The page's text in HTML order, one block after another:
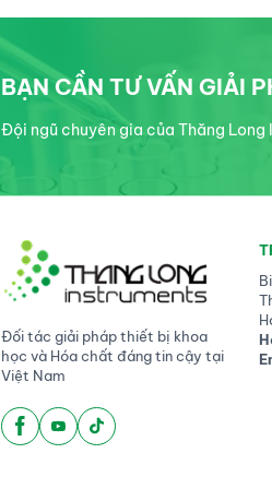
BẠN CẦN TƯ VẤN GIẢI
Đội ngũ chuyên gia của Thăng Long
Đối tác giải pháp thiết bị khoa
học và Hóa chất đáng tin cậy tại
Việt Nam